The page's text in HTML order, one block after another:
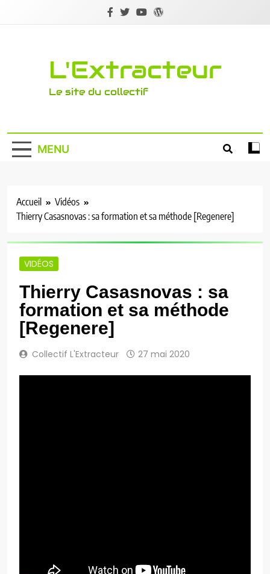
L'Extracteur
Le site du collectif
MENU
Accueil
Vidéos
Thierry Casasnovas : sa formation et sa méthode [Regenere]
VIDÉOS
Thierry Casasnovas : sa
formation et sa méthode
[Regenere]
Collectif L'Extracteur 27 mai 2020